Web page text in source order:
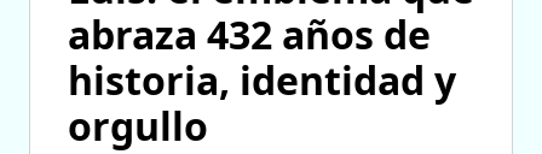
abraza 432 años de
historia, identidad y
orgullo